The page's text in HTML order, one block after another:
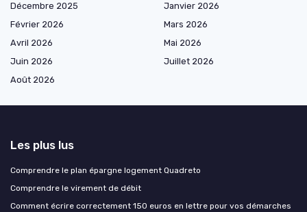
Décembre 2025
Janvier 2026
Février 2026
Mars 2026
Avril 2026
Mai 2026
Juin 2026
Juillet 2026
Août 2026
Les plus lus
Comprendre le plan épargne logement Quadreto
Comprendre le virement de débit
Comment écrire correctement 150 euros en lettre pour vos démarches